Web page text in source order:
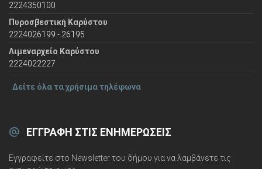
2224350100
Πυροσβεστική Καρύστου
2224026199 - 26195
Λιμεναρχείο Καρύστου
2224022227
Δείτε όλα τα χρήσιμα τηλέφωνα
ΕΓΓΡΑΦΉ ΣΤΙΣ ΕΝΗΜΕΡΏΣΕΙΣ
Εγγραφείτε στο Newsletter του δήμου για να λαμβάνετε τις